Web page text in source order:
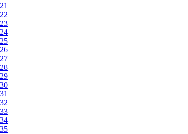
21
22
23
24
25
26
27
28
29
30
31
32
33
34
35